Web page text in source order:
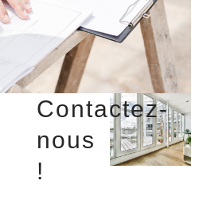
Contactez-
nous
!